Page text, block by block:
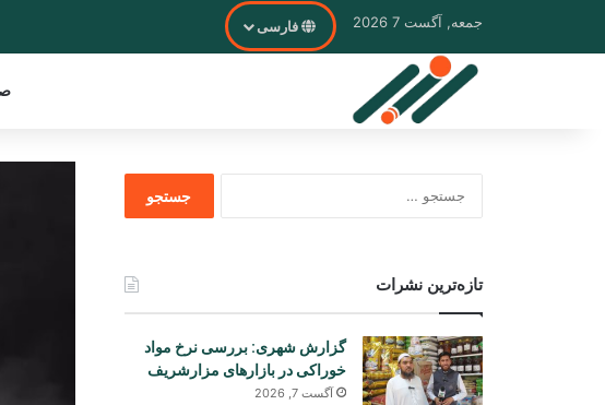
جمعه, آگست 7 2026 فارسی
تازه‌ترین نشرات
گزارش شهری: بررسی نرخ مواد
خوراکی در بازارهای مزارشریف
آگست 7, 2026